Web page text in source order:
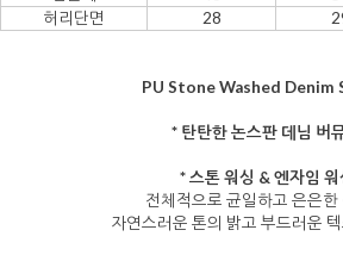
허리단면
28
PU Stone Washed Denim
* 탄탄한 논스판 데님 버
* 스톤 워싱 & 엔자임 워
전체적으로 균일하고 은은한
자연스러운 톤의 밝고 부드러운